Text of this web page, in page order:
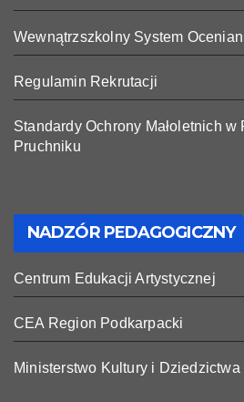
Wewnątrzszkolny System
Regulamin Rekrutacji
Standardy Ochrony Małoletnich w
Pruchniku
NADZÓR PEDAGOGICZNY
Centrum Edukacji Artystycznej
CEA Region Podkarpacki
Ministerstwo Kultury i